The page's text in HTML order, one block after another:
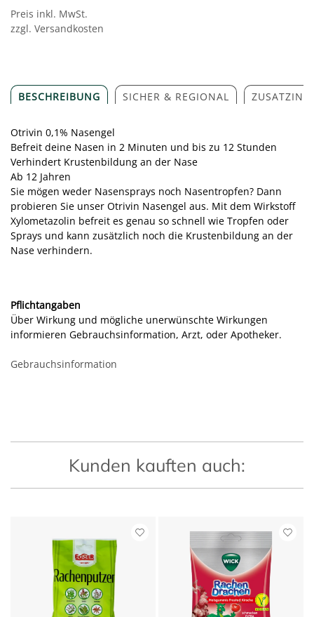
Preis inkl. MwSt.
zzgl. Versandkosten
BESCHREIBUNG SICHER & REGIONAL
Otrivin 0,1% Nasengel
Befreit deine Nasen in 2 Minuten und bis zu 12 Stunden
Verhindert Krustenbildung an der Nase
Ab 12 Jahren
Sie mögen weder Nasensprays noch Nasentropfen? Dann
probieren Sie unser Otrivin Nasengel aus. Mit dem Wirkstoff
Xylometazolin befreit es genau so schnell wie Tropfen oder
Sprays und kann zusätzlich noch die Krustenbildung an der
Nase verhindern.
Pflichtangaben
Über Wirkung und mögliche unerwünschte Wirkungen
informieren Gebrauchsinformation, Arzt, oder Apotheker.
Gebrauchsinformation
Kunden kauften auch: